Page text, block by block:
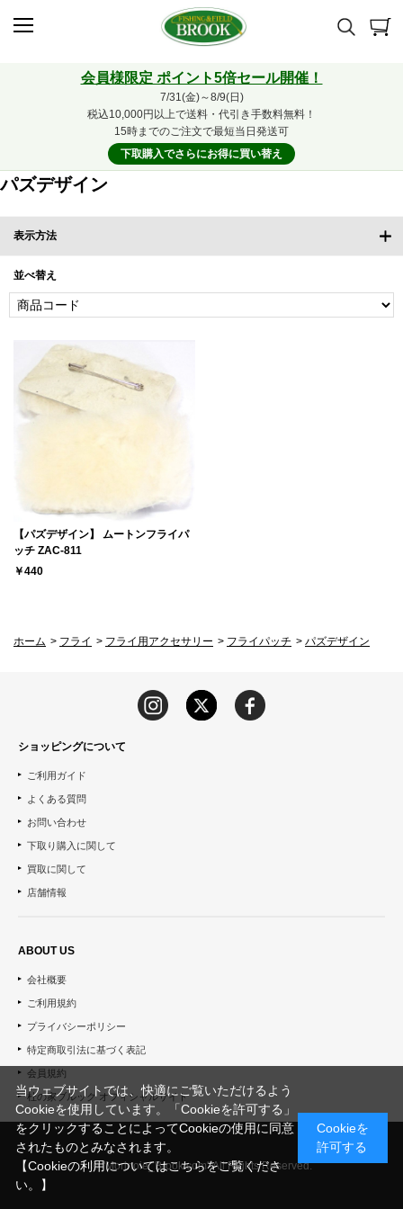
会員様限定 ポイント5倍セール開催！
7/31(金)～8/9(日)
税込10,000円以上で送料・代引き手数料無料！
15時までのご注文で最短当日発送可
下取購入でさらにお得に買い替え
パズデザイン
表示方法
並べ替え
【パズデザイン】 ムートンフライパ
ッチ ZAC-811
￥440
ホーム > フライ > フライ用アクセサリー > フライパッチ > パズデザイン
ショッピングについて
ご利用ガイド
よくある質問
お問い合わせ
下取り購入に関して
買取に関して
店舗情報
ABOUT US
会社概要
ご利用規約
プライバシーポリシー
特定商取引法に基づく表記
会員規約
杜の家ブルック オフィシャルサイト
© "Morinoie_Brook.com" All Rights Reserved.
当ウェブサイトでは、快適にご覧いただけるよう
Cookieを使用しています。「Cookieを許可する」
をクリックすることによってCookieの使用に同意
されたものとみなされます。
【Cookieの利用についてはこちらをご覧くださ
い。】
Cookieを
許可する